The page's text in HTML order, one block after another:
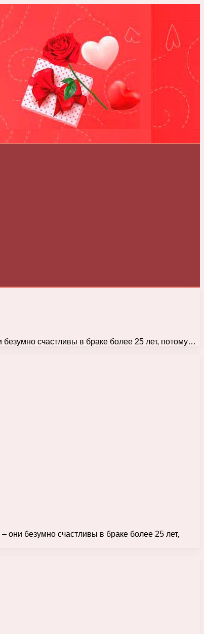
счастливы в браке более 25 лет, потому…
они безумно счастливы в браке более 25 лет,